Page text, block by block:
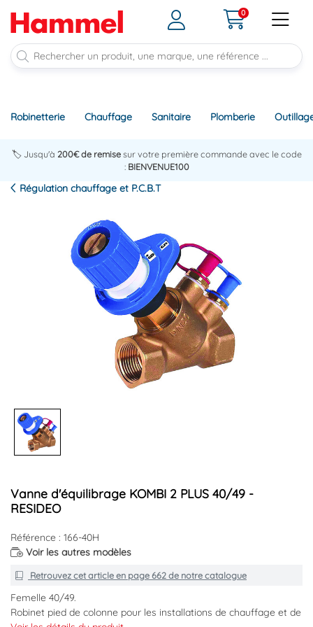
0
Robinetterie Chauffage Sanitaire Plomberie
🏷️ Jusqu'à 200€ de remisesur votre première commande avec le code
: BIENVENUE100
Régulation chauffage et P.C.B.T
Vanne d'équilibrage KOMBI 2 PLUS 40/49 -
RESIDEO
Référence : 166-40H
Voir les autres modèles
Retrouvez cet article en page 662de notre catalogue
Femelle 40/49.
Robinet pied de colonne pour les installations de chauffage et de